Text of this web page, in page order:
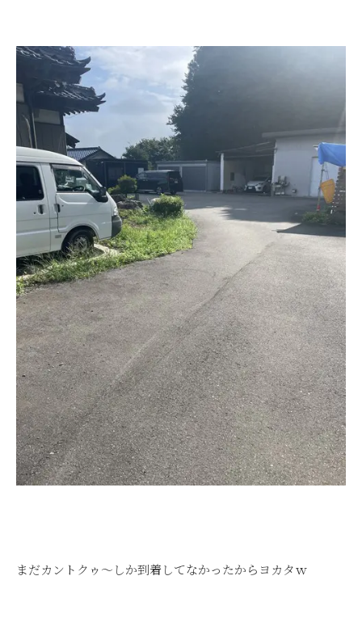
まだカントクゥ～しか到着してなかったからヨカタｗ